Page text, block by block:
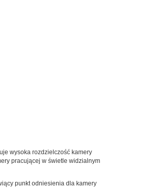
wysoka rozdzielczość kamery
pracującej w świetle widzialnym
punkt odniesienia dla kamery